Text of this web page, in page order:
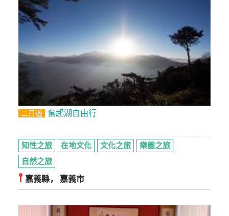
二日遊 奮起湖自由行
知性之旅 在地文化 文化之旅
樂園之旅
自然之旅
⫯ 嘉義縣, 嘉義市